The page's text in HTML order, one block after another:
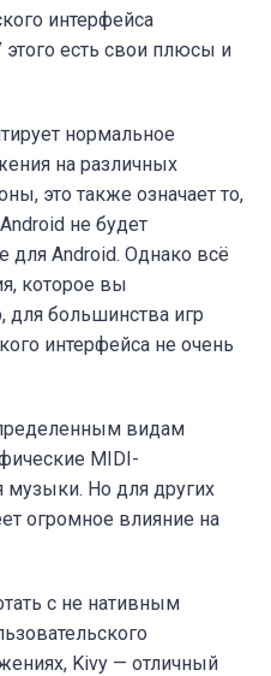
интерфейса
есть свои плюсы и
нормальное
на различных
это также означает то,
не будет
для Android. Однако всё
которое вы
для большинства игр
интерфейса не очень
видам
MIDI-
музыки. Но для других
огромное влияние на
с не нативным
Kivy — отличный